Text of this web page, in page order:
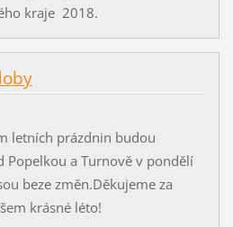
kraje 2018.
letních prázdnin budou
Popelkou a Turnově v pondělí
beze změn.Děkujeme za
krásné léto!